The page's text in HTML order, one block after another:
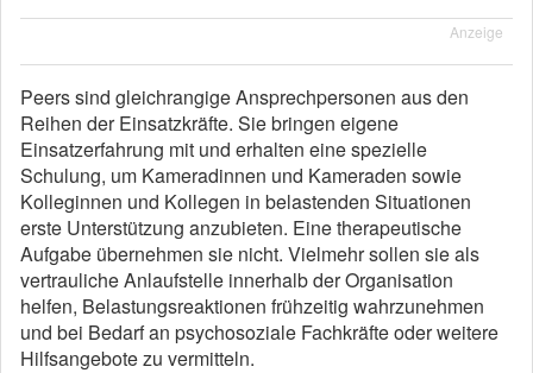
Anzeige
Peers sind gleichrangige Ansprechpersonen aus den
Reihen der Einsatzkräfte. Sie bringen eigene
Einsatzerfahrung mit und erhalten eine spezielle
Schulung, um Kameradinnen und Kameraden sowie
Kolleginnen und Kollegen in belastenden Situationen
erste Unterstützung anzubieten. Eine therapeutische
Aufgabe übernehmen sie nicht. Vielmehr sollen sie als
vertrauliche Anlaufstelle innerhalb der Organisation
helfen, Belastungsreaktionen frühzeitig wahrzunehmen
und bei Bedarf an psychosoziale Fachkräfte oder weitere
Hilfsangebote zu vermitteln.